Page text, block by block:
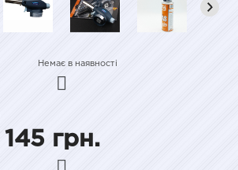
Немає в наявності
грн.